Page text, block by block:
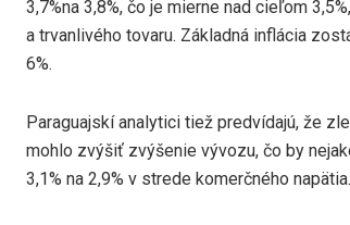
3,7%na 3,8%, čo je mierne nad cieľom
a trvanlivého tovaru. Základná inflácia
6%.
Paraguajskí analytici tiež predvídajú, že
mohlo zvýšiť zvýšenie vývozu, čo by
3,1% na 2,9% v strede komerčného napätia.